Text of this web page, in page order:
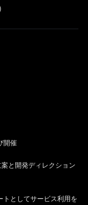
開催
と開発ディレクション
トとしてサービス利用を